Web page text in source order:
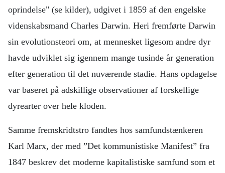
oprindelse" (se kilder), udgivet i 1859 af den engelske
videnskabsmand Charles Darwin. Heri fremførte Darwin
sin evolutionsteori om, at mennesket ligesom andre dyr
havde udviklet sig igennem mange tusinde år generation
efter generation til det nuværende stadie. Hans opdagelse
var baseret på adskillige observationer af forskellige
dyrearter over hele kloden.
Samme fremskridtstro fandtes hos samfundstænkeren
Karl Marx, der med ”Det kommunistiske Manifest” fra
1847 beskrev det moderne kapitalistiske samfund som et